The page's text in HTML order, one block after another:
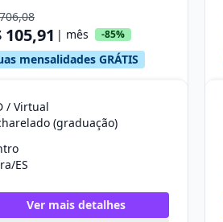
105,91 | mês -85%
mensalidades GRÁTIS
/ Virtual
(graduação)
ES
Ver mais detalhes